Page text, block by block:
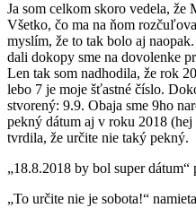
Ja som celkom skoro vedela,
Všetko, čo ma na ňom
myslím, že to tak bolo aj
dali dokopy sme na dovolenke
Len tak som nadhodila, že rok
lebo 7 je moje šťastné číslo.
stvorený: 9.9. Obaja sme 9ho
pekný dátum aj v roku 2018
tvrdila, že určite nie taký pekný.
„18.8.2018 by bol super dátum“
„To určite nie je sobota!“